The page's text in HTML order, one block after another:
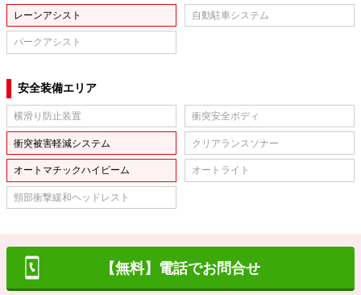
レーンアシスト 自動駐車システム
パークアシスト
安全装備エリア
横滑り防止装置 衝突安全ボディ
衝突被害軽減システム クリアランスソナー
オートマチックハイビーム オートライト
頸部衝撃緩和ヘッドレスト
【無料】電話でお問合せ